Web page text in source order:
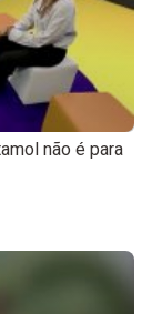
não é para